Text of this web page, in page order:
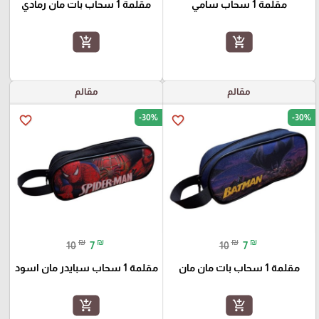
مقلمة 1 سحاب سامي
add_shopping_cart
مقلمة 1 سحاب بات مان رمادي
add_shopping_cart
مقالم
favorite_border -30%
10 ₪ 7 ₪
مقلمة 1 سحاب بات مان مان
add_shopping_cart
مقالم
favorite_border -30%
10 ₪ 7 ₪
مقلمة 1 سحاب سبايدر مان اسود
add_shopping_cart